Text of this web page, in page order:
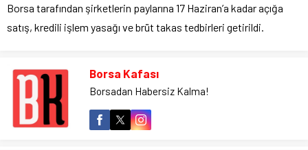
Borsa tarafından şirketlerin paylarına 17 Haziran’a kadar açığa
satış, kredili işlem yasağı ve brüt takas tedbirleri getirildi.
Borsa Kafası
Borsadan Habersiz Kalma!